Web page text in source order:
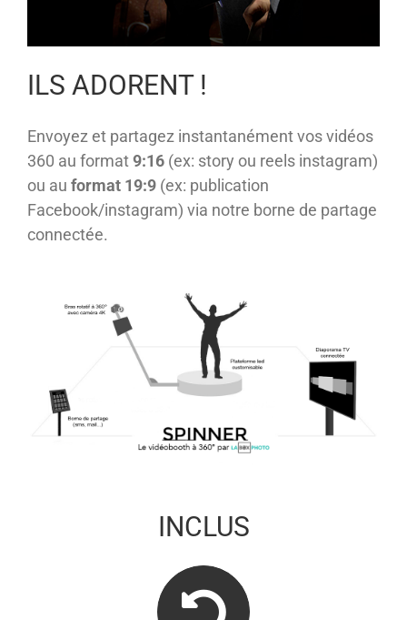
ILS ADORENT !
Envoyez et partagez instantanément vos vidéos
360 au format9:16 (ex: story ou reels instagram)
ou au format 19:9 (ex: publication
Facebook/instagram) via notre borne de partage
connectée.
INCLUS